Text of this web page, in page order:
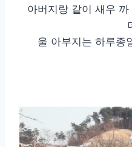
아버지랑 같이 새우
울 아부지는 하루종